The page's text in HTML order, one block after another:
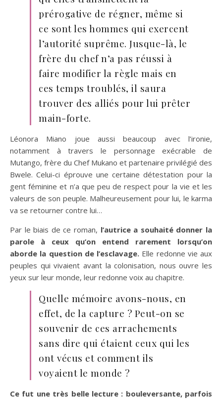
prérogative de régner, même si
ce sont les hommes qui exercent
l’autorité suprême. Jusque-là, le
frère du chef n’a pas réussi à
faire modifier la règle mais en
ces temps troublés, il saura
trouver des alliés pour lui prêter
main-forte.
Léonora Miano joue aussi beaucoup avec l’ironie,
notamment à travers le personnage exécrable de
Mutango, frère du Chef Mukano et partenaire privilégié des
Bwele. Celui-ci éprouve une certaine détestation pour la
gent féminine et n’a que peu de respect pour la vie et les
valeurs de son peuple. Malheureusement pour lui, le karma
va se retourner contre lui…
Par le biais de ce roman, l’autrice a souhaité donner la
parole à ceux qu’on entend rarement lorsqu’on
aborde la question de l’esclavage. Elle redonne vie aux
peuples qui vivaient avant la colonisation, nous ouvre les
yeux sur leur monde, leur redonne voix au chapitre.
Quelle mémoire avons-nous, en
effet, de la capture ? Peut-on se
souvenir de ces arrachements
sans dire qui étaient ceux qui les
ont vécus et comment ils
voyaient le monde ?
Ce fut une très belle lecture : bouleversante, parfois